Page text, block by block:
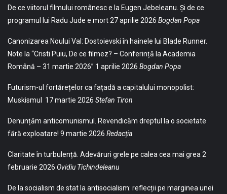
De ce viitorul filmului românesc e la Eugen Jebeleanu. Și de ce
programul lui Radu Jude e mort27 aprilie 2026 Bogdan Popa
Canonizarea Noului Val: Dostoievski în hainele lui Blade Runner.
Note la “Cristi Puiu, De ce filmez? – Conferință la Academia
Română – 31 martie 2026” 1 aprilie 2026 Bogdan Popa
Futurism-ul fortărețelor ca fațadă a capitalului monopolist:
Muskismul 17 martie 2026 Stefan Tiron
Denunțăm anticomunismul. Revendicăm dreptul la o societate
fără exploatare! 9 martie 2026 Redacția
Claritate în turbulență. Adevăruri grele pe calea cea mai grea 2
februarie 2026 Ovidiu Tichindeleanu
De la socialism de stat la antisocialism: reflecții pe marginea unei